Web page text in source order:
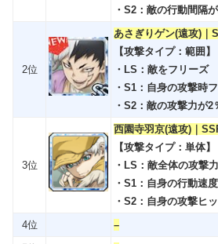
・S2：敵の行動間隔
2位
あさぎりゲン(遠攻)｜
【攻撃タイプ：範囲】
・LS：敵をフリーズ
・S1：自身の攻撃時
・S2：敵の攻撃力が2
3位
西園寺羽京(遠攻)｜
【攻撃タイプ：単体】
・LS：敵全体の攻撃
・S1：自身の行動速
・S2：自身の攻撃ヒ
4位
–